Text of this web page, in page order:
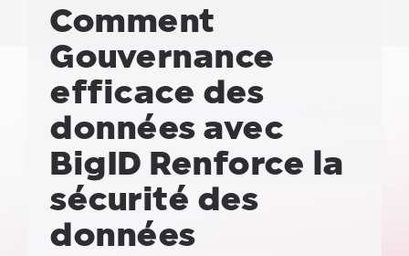
Comment
Gouvernance
efficace des
données avec
BigID Renforce la
sécurité des
données